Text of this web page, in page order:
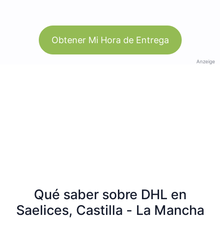
Obtener Mi Hora de Entrega
Anzeige
Qué saber sobre DHL en
Saelices, Castilla - La Mancha